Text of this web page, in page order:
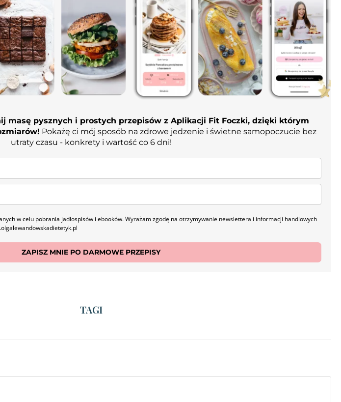
masę pysznych i prostych przepisów z Aplikacji Fit Foczki, dzięki którym
Pokażę ci mój sposób na zdrowe jedzenie i świetne samopoczucie bez
utraty czasu - konkrety i wartość co 6 dni!
w celu pobrania jadłospisów i ebooków. Wyrażam zgodę na otrzymywanie newslettera i informacji handlowych
ZAPISZ MNIE PO DARMOWE PRZEPISY
TAGI